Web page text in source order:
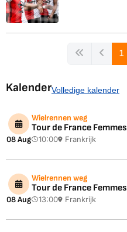
1
KalenderVolledige kalender
08 Aug
Wielrennen weg
Tour de France Femmes
10:00 Frankrijk
08 Aug
Wielrennen weg
Tour de France Femmes
13:00 Frankrijk